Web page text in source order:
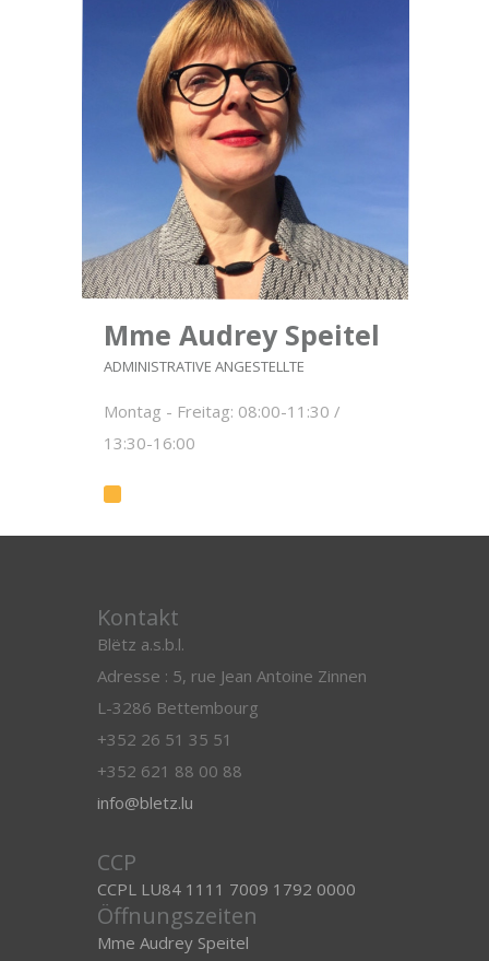
Mme Audrey Speitel
ADMINISTRATIVE ANGESTELLTE
Montag - Freitag: 08:00-11:30 /
13:30-16:00
Kontakt
Blëtz a.s.b.l.
Adresse : 5, rue Jean Antoine Zinnen
L-3286 Bettembourg
+352 26 51 35 51
+352 621 88 00 88
info@bletz.lu
CCP
CCPL LU84 1111 7009 1792 0000
Öffnungszeiten
Mme Audrey Speitel